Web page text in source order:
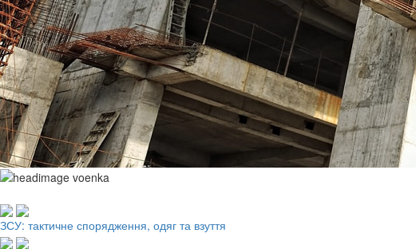
ЗСУ: тактичне спорядження, одяг та взуття